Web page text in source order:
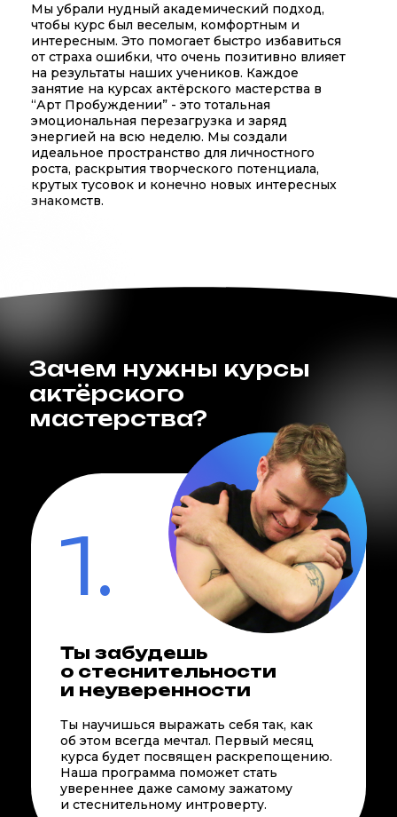
Мы убрали нудный академический подход,
чтобы курс был веселым, комфортным и
интересным. Это помогает быстро избавиться
от страха ошибки, что очень позитивно влияет
на результаты наших учеников. Каждое
занятие на курсах актёрского мастерства в
“Арт Пробуждении” - это тотальная
эмоциональная перезагрузка и заряд
энергией на всю неделю. Мы создали
идеальное пространство для личностного
роста, раскрытия творческого потенциала,
крутых тусовок и конечно новых интересных
знакомств.
Ты забудешь
о стеснительности
и неуверенности
Ты научишься выражать себя так, как
об этом всегда мечтал. Первый месяц
курса будет посвящен раскрепощению.
Наша программа поможет стать
увереннее даже самому зажатому
и стеснительному интроверту.
1.
Зачем нужны курсы
актёрского
мастерства?